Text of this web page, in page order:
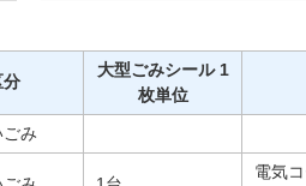
分
大型ごみシール 1
枚単位
み
電気